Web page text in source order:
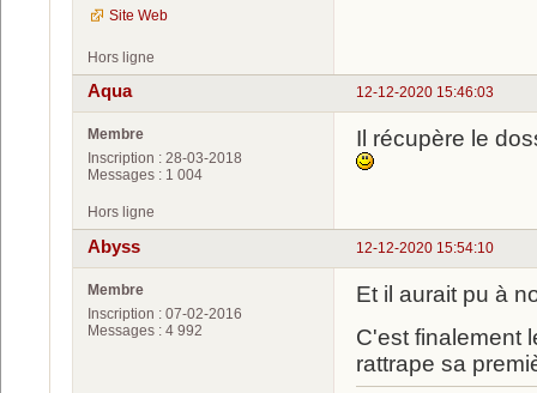
Site Web
Hors ligne
12-12-2020 15:46:03
Aqua
Membre
Inscription : 28-03-2018
Messages : 1 004
Il récupère le
Hors ligne
12-12-2020 15:54:10
Abyss
Membre
Inscription : 07-02-2016
Messages : 4 992
Et il aurait pu à
C'est finalement
rattrape sa